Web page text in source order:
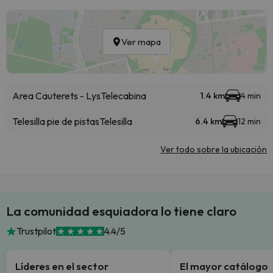
Ver mapa
Area Cauterets - LysTelecabina 1.4 km 4 min
Telesilla pie de pistasTelesilla 6.4 km 12 min
Ver todo sobre la ubicación
La comunidad esquiadora lo tiene claro
Trustpilot 4.4/5
Líderes en el sector El mayor catálogo